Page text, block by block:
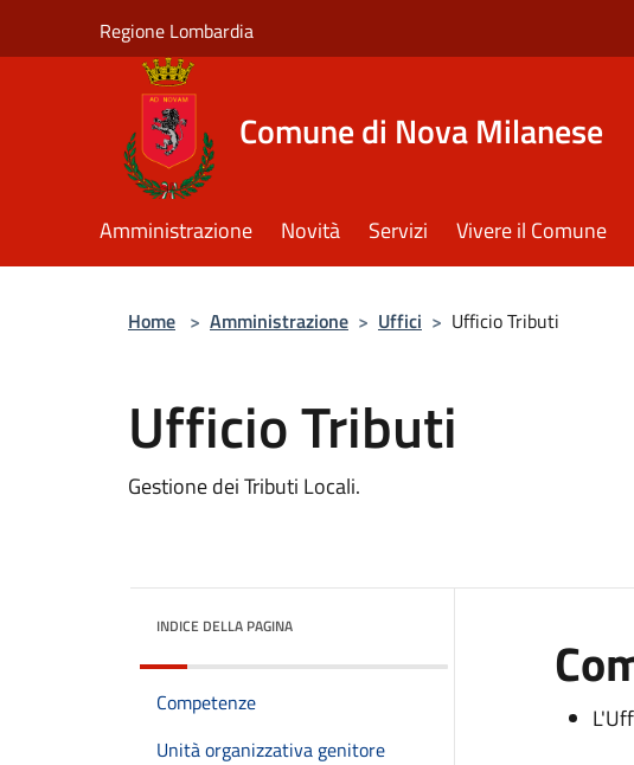
Regione Lombardia
Comune di Nova Milanese
Amministrazione Novità Servizi Vivere il Comune
Home > Amministrazione > Uffici > Ufficio Tributi
Ufficio Tributi
Gestione dei Tributi Locali.
INDICE DELLA PAGINA
Competenze
Unità organizzativa genitore